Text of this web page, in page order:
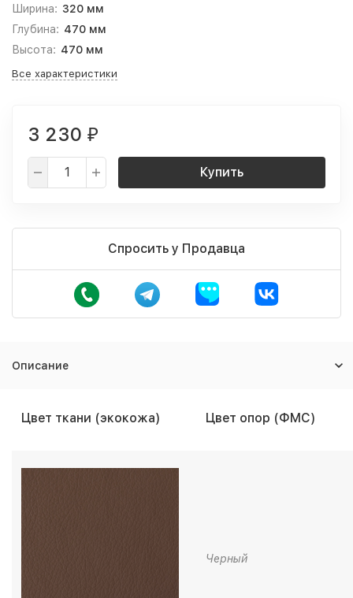
Ширина: 320 мм
Глубина: 470 мм
Высота: 470 мм
Все характеристики
3 230 ₽
Купить
Спросить у Продавца
Описание
Цвет ткани (экокожа) Цвет опор (ФМС)
Черный